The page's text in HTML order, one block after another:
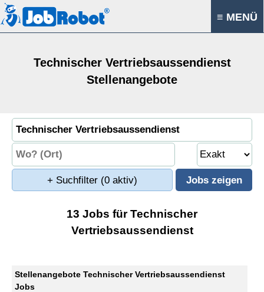
≡ MENÜ
Technischer Vertriebsaussendienst
Stellenangebote
+ Suchfilter (0 aktiv)
13 Jobs für Technischer
Vertriebsaussendienst
Stellenangebote Technischer Vertriebsaussendienst
Jobs